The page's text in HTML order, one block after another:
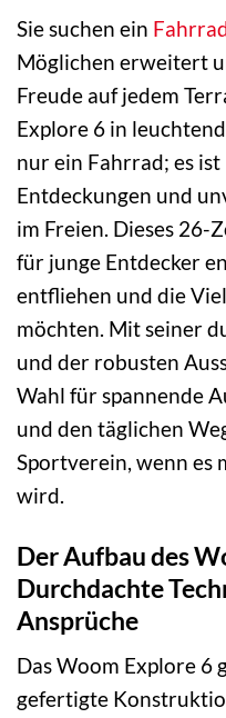
Sie suchen ein
Möglichen erweitert
Freude auf jedem
Explore 6 in
nur ein Fahrrad; es
Entdeckungen und
im Freien. Dieses 26-
für junge Entdecker
entfliehen und die
möchten. Mit seiner
und der robusten
Wahl für spannende
und den täglichen
Sportverein, wenn es
wird.
Der Aufbau des
Durchdachte
Ansprüche
Das Woom Explore 6
gefertigte